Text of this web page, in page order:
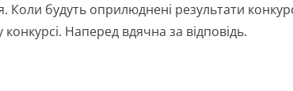
Коли будуть оприлюднені результати
конкурсі. Наперед вдячна за відповідь.